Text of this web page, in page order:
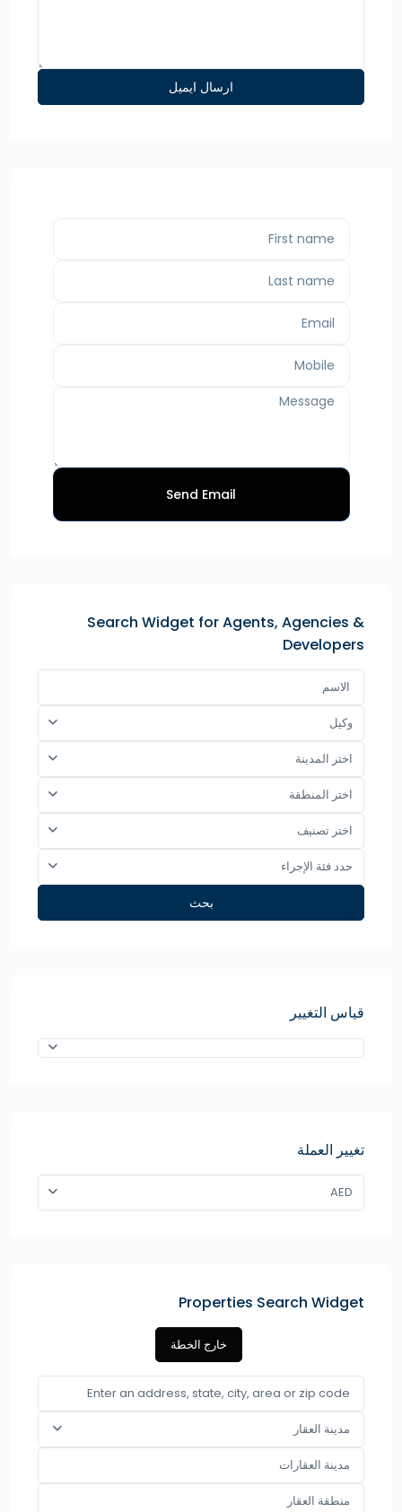
Send Email
Search Widget for Agents, Agencies &
Developers
وكيل
اختر المدينة
اختر المنطقة
اختر تصنيف
حدد فئة الإجراء
بحث
قياس التغيير
تغيير العملة
AED
Properties Search Widget
خارج الخطة
مدينة العقار